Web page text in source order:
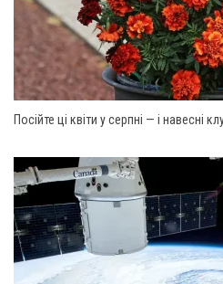
Посійте ці квіти у серпні — і навесні